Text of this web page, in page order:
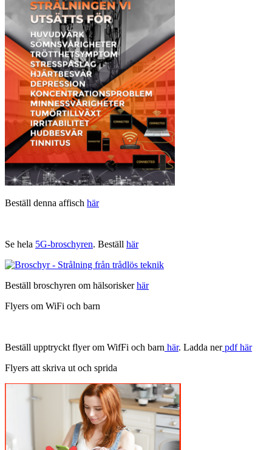
Beställ denna affisch här
Se hela 5G-broschyren. Beställ här
Beställ broschyren om hälsoriskerhär
Flyers om WiFi och barn
Beställ upptryckt flyer om WifFi och barn här. Ladda nerpdf här
Flyers att skriva ut och sprida